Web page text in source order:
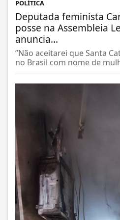
POLÍTICA
Deputada feminista
posse na Assembleia
anuncia...
”Não aceitarei que Santa
no Brasil com nome de